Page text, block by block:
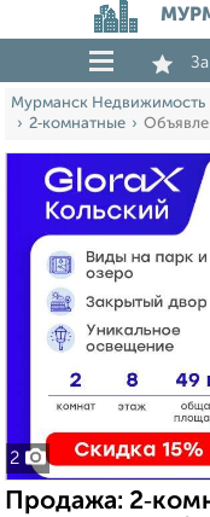
Мурманск Недвижимость
2‑комнатные
2
Продажа: